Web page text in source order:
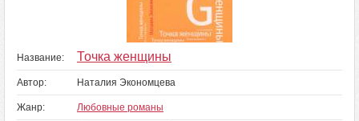
Название: Точка женщины
Автор: Наталия Экономцева
Жанр: Любовные романы